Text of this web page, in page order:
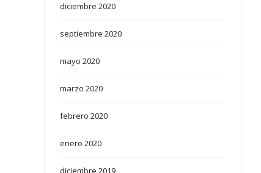
diciembre 2020
septiembre 2020
mayo 2020
marzo 2020
febrero 2020
enero 2020